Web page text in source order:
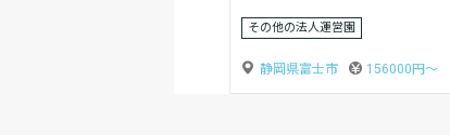
賞与あり
静岡県富士市 191296円〜